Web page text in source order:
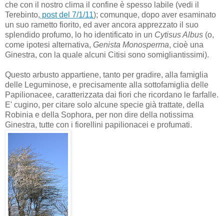
che con il nostro clima il confine è spesso labile (vedi il
Terebinto, post del 7/1/11); comunque, dopo aver esaminato
un suo rametto fiorito, ed aver ancora apprezzato il suo
splendido profumo, lo ho identificato in un Cytisus Albus (o,
come ipotesi alternativa, Genista Monosperma, cioè una
Ginestra, con la quale alcuni Citisi sono somigliantissimi).
Questo arbusto appartiene, tanto per gradire, alla famiglia
delle Leguminose, e precisamente alla sottofamiglia delle
Papilionacee, caratterizzata dai fiori che ricordano le farfalle.
E' cugino, per citare solo alcune specie già trattate, della
Robinia e della Sophora, per non dire della notissima
Ginestra, tutte con i fiorellini papilionacei e profumati.